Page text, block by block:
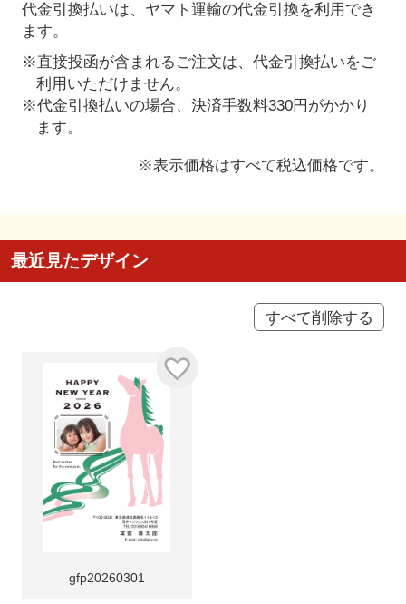
代金引換払いは、ヤマト運輸の代金引換を利用でき
ます。
※直接投函が含まれるご注文は、代金引換払いをご
利用いただけません。
※代金引換払いの場合、決済手数料330円がかかり
ます。
※表示価格はすべて税込価格です。
最近見たデザイン
すべて削除する
gfp20260301